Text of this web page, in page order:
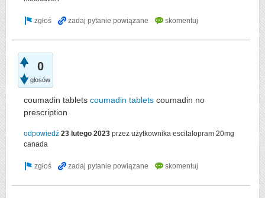
0
głosów
coumadin tablets coumadin tablets coumadin no
prescription
odpowiedź 23 lutego 2023 przez użytkownika escitalopram 20mg
canada